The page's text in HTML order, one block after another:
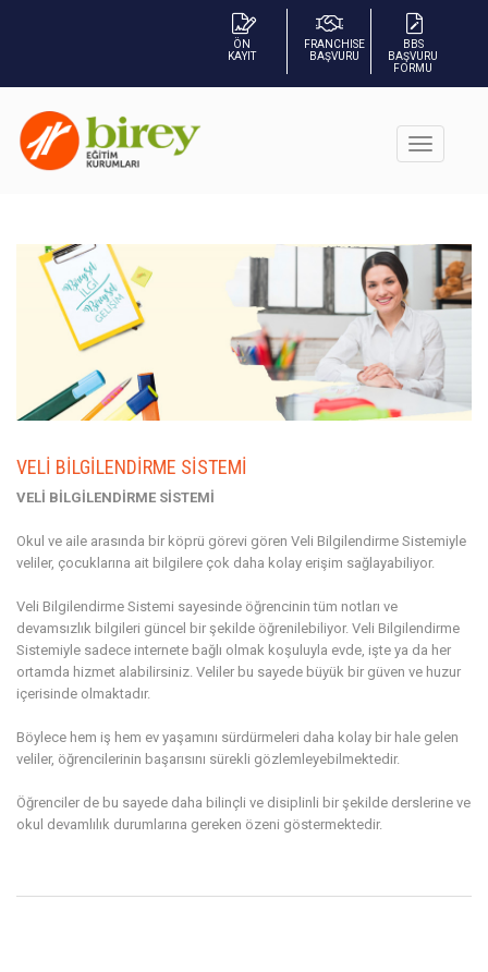
BBS
BAŞVURU
FORMU
FRANCHISE
BAŞVURU
ÖN
KAYIT
VELİ BİLGİLENDİRME SİSTEMİ
VELİ BİLGİLENDİRME SİSTEMİ
Okul ve aile arasında bir köprü görevi gören Veli Bilgilendirme Sistemiyle
veliler, çocuklarına ait bilgilere çok daha kolay erişim sağlayabiliyor.
Veli Bilgilendirme Sistemi sayesinde öğrencinin tüm notları ve
devamsızlık bilgileri güncel bir şekilde öğrenilebiliyor. Veli Bilgilendirme
Sistemiyle sadece internete bağlı olmak koşuluyla evde, işte ya da her
ortamda hizmet alabilirsiniz. Veliler bu sayede büyük bir güven ve huzur
içerisinde olmaktadır.
Böylece hem iş hem ev yaşamını sürdürmeleri daha kolay bir hale gelen
veliler, öğrencilerinin başarısını sürekli gözlemleyebilmektedir.
Öğrenciler de bu sayede daha bilinçli ve disiplinli bir şekilde derslerine ve
okul devamlılık durumlarına gereken özeni göstermektedir.